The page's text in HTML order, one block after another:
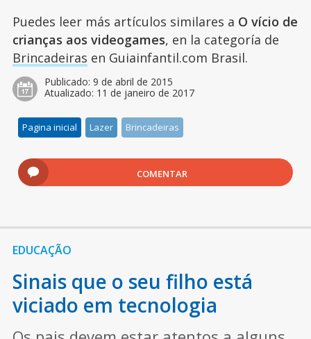
Puedes leer más artículos similares a O vício de
crianças aos videogames, en la categoría de
Brincadeiras en Guiainfantil.com Brasil.
Publicado: 9 de abril de 2015
Atualizado: 11 de janeiro de 2017
Pagina inicial Lazer Brincadeiras
COMENTAR
EDUCAÇÃO
Sinais que o seu filho está
viciado em tecnologia